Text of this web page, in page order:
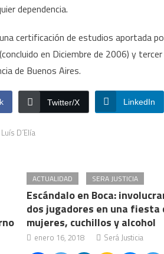
dependencia.
certificación de estudios aportada
en Diciembre de 2006) y
de Buenos Aires.
Twitter/X LinkedIn
Luís D´Elía
ACTUALIDAD SERA JUSTICIA
Escándalo en Boca:
dos jugadores en una fiesta
mujeres, cuchillos y alcohol
enero 16, 2018 Será Justicia